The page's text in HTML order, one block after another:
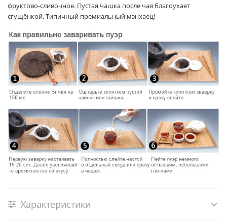
фруктово-сливочное. Пустая чашка после чая благоухает
сгущёнкой. Типичный премиальный мэнхаец!
Характеристики